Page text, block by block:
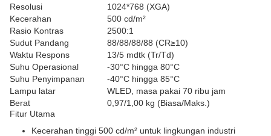
Resolusi
1024*768 (XGA)
Kecerahan
500 cd/m²
Rasio Kontras
2500:1
Sudut Pandang
88/88/88/88 (CR≥10)
Waktu Respons
13/5 mdtk (Tr/Td)
Suhu Operasional
-30°C hingga 80°C
Suhu Penyimpanan
-40°C hingga 85°C
Lampu latar
WLED, masa pakai 70 ribu jam
Berat
0,97/1,00 kg (Biasa/Maks.)
Fitur Utama
Kecerahan tinggi 500 cd/m² untuk lingkungan industri